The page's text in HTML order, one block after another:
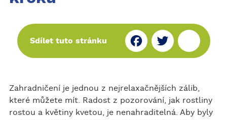
Sdílet tuto stránku
Fa
bo
ok
Tw
er
Sh
Zahradničení je jednou z nejrelaxačnějších zálib,
které můžete mít. Radost z pozorování, jak rostliny
rostou a květiny kvetou, je nenahraditelná. Aby byly